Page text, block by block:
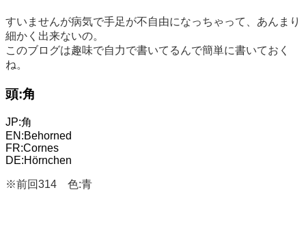
すいませんが病気で手足が不自由になっちゃって、あんまり
細かく出来ないの。
このブログは趣味で自力で書いてるんで簡単に書いておく
ね。
頭:角
JP:角
EN:Behorned
FR:Cornes
DE:Hörnchen
※前回314 色:青